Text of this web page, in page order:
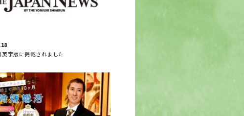
英字版に掲載されました